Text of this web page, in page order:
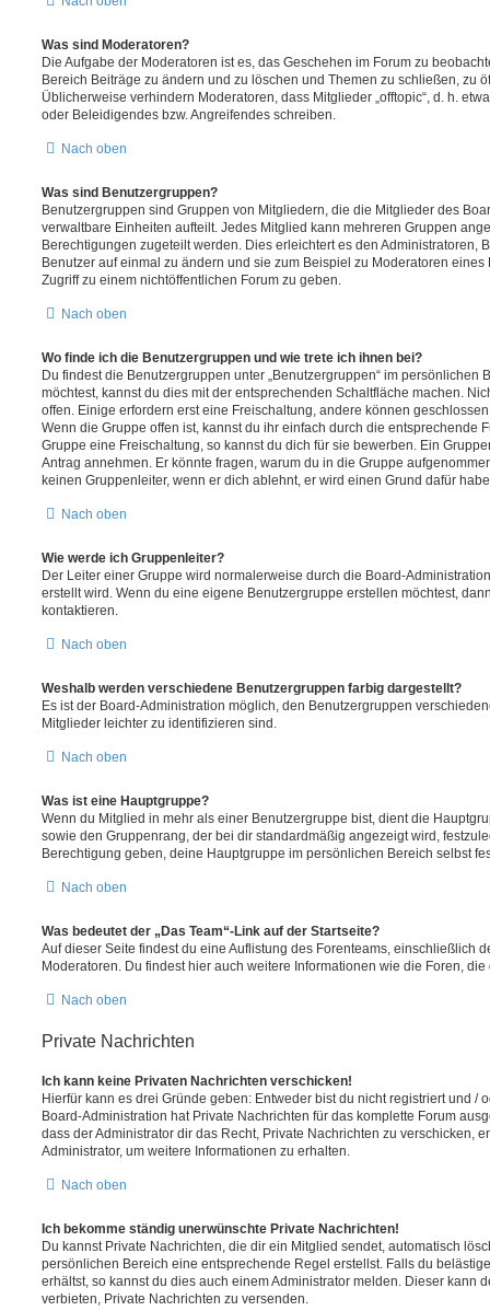
Was sind Moderatoren?
Die Aufgabe der Moderatoren ist es, das Geschehen im Forum zu
Bereich Beiträge zu ändern und zu löschen und Themen zu schließen, zu
Üblicherweise verhindern Moderatoren, dass Mitglieder „offtopic“, d. h.
oder Beleidigendes bzw. Angreifendes schreiben.
Nach oben
Was sind Benutzergruppen?
Benutzergruppen sind Gruppen von Mitgliedern, die die Mitglieder des
verwaltbare Einheiten aufteilt. Jedes Mitglied kann mehreren Gruppen
Berechtigungen zugeteilt werden. Dies erleichtert es den Administratoren,
Benutzer auf einmal zu ändern und sie zum Beispiel zu Moderatoren
Zugriff zu einem nichtöffentlichen Forum zu geben.
Nach oben
Wo finde ich die Benutzergruppen und wie trete ich ihnen bei?
Du findest die Benutzergruppen unter „Benutzergruppen“ im persönlichen
möchtest, kannst du dies mit der entsprechenden Schaltfläche machen.
offen. Einige erfordern erst eine Freischaltung, andere können
Wenn die Gruppe offen ist, kannst du ihr einfach durch die entsprechende
Gruppe eine Freischaltung, so kannst du dich für sie bewerben. Ein
Antrag annehmen. Er könnte fragen, warum du in die Gruppe
keinen Gruppenleiter, wenn er dich ablehnt, er wird einen Grund dafür
Nach oben
Wie werde ich Gruppenleiter?
Der Leiter einer Gruppe wird normalerweise durch die Board-
erstellt wird. Wenn du eine eigene Benutzergruppe erstellen möchtest,
kontaktieren.
Nach oben
Weshalb werden verschiedene Benutzergruppen farbig dargestellt?
Es ist der Board-Administration möglich, den Benutzergruppen
Mitglieder leichter zu identifizieren sind.
Nach oben
Was ist eine Hauptgruppe?
Wenn du Mitglied in mehr als einer Benutzergruppe bist, dient die
sowie den Gruppenrang, der bei dir standardmäßig angezeigt wird,
Berechtigung geben, deine Hauptgruppe im persönlichen Bereich selbst
Nach oben
Was bedeutet der „Das Team“-Link auf der Startseite?
Auf dieser Seite findest du eine Auflistung des Forenteams, einschließlich
Moderatoren. Du findest hier auch weitere Informationen wie die Foren,
Nach oben
Private Nachrichten
Ich kann keine Privaten Nachrichten verschicken!
Hierfür kann es drei Gründe geben: Entweder bist du nicht registriert und /
Board-Administration hat Private Nachrichten für das komplette Forum
dass der Administrator dir das Recht, Private Nachrichten zu verschicken,
Administrator, um weitere Informationen zu erhalten.
Nach oben
Ich bekomme ständig unerwünschte Private Nachrichten!
Du kannst Private Nachrichten, die dir ein Mitglied sendet, automatisch
persönlichen Bereich eine entsprechende Regel erstellst. Falls du
erhältst, so kannst du dies auch einem Administrator melden. Dieser kann
verbieten, Private Nachrichten zu versenden.